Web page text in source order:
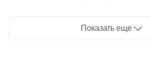
Показать еще